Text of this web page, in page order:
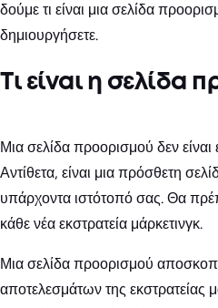
δούμε τι είναι μια σελίδα
δημιουργήσετε.
Τι είναι η σελίδα
Μια σελίδα προορισμού δεν
Αντίθετα, είναι μια πρόσθετη
υπάρχοντα ιστότοπό σας. Θα
κάθε νέα εκστρατεία μάρκετινγκ.
Μια σελίδα προορισμού
αποτελεσμάτων της εκστρατείας